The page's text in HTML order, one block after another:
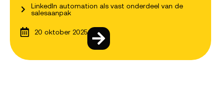
LinkedIn automation als vast onderdeel van de
salesaanpak
20 oktober 2025